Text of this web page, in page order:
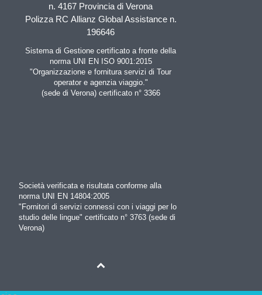
n. 4167 Provincia di Verona
Polizza RC Allianz Global Assistance n.
196646
Sistema di Gestione certificato a fronte della
norma UNI EN ISO 9001:2015
"Organizzazione e fornitura servizi di Tour
operator e agenzia viaggio."
(sede di Verona) certificato n° 3366
Società verificata e risultata conforme alla
norma UNI EN 14804:2005
"Fornitori di servizi connessi con i viaggi per lo
studio delle lingue" certificato n° 3763 (sede di
Verona)